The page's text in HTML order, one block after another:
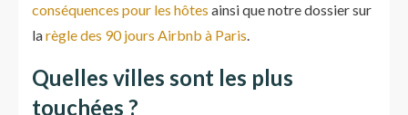
conséquences pour les hôtes ainsi que notre dossier sur
larègle des 90 jours Airbnb à Paris.
Quelles villes sont les plus
touchées ?